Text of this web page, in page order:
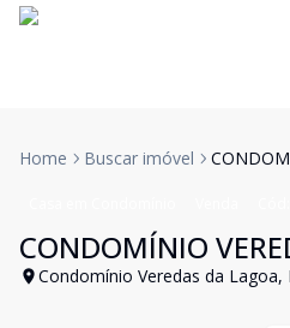
Home Buscar imóvel
CONDOMÍNIO
Condomínio Veredas da Lagoa,